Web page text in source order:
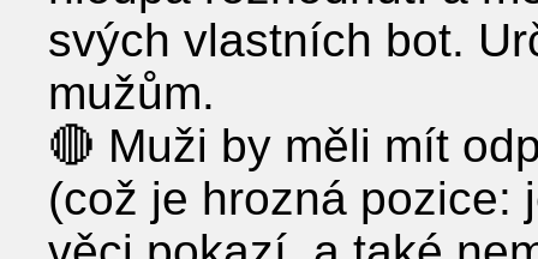
svých vlastních bot.
mužům.
🔴 Muži by měli mít
(což je hrozná pozice: